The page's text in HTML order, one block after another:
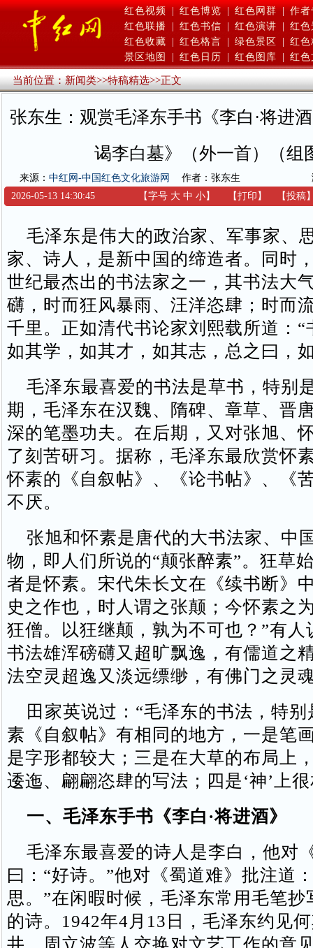
红色视频 | 红色博览 | 红色网群 | 作者
红色联播
红色书信 红色演讲
红色
红色收藏
红色格言 绿色景区
红色
景区地图
红色日历 红色图库 红色
当前位置：新闻类>>特稿精选>>正文
张东生：观赏毛泽东手书《李白·将进
谒李白墓》（外一首）（组
来源： 中红网-中国红色文化旅游网 作者：张东生
2026-05-13 14:30:45
【字号 大 中 小】 【打印 】 【投稿
毛泽东是伟大的政治家、军事家、
家、诗人，是新中国的缔造者。同时
世纪最杰出的书法家之一，其书法大
礴，时而狂风暴雨、汪洋恣肆；时而
千里。正如清代书论家刘熙载所道：“
如其学，如其才，如其志，总之曰，
毛泽东最喜爱的书法是草书，特别
期，毛泽东在汉魏、隋碑、章草、晋
深的笔墨功夫。在后期，又对张旭、
了刻苦研习。据称，毛泽东最欣赏怀
怀素的《自叙帖》、《论书帖》、《
不厌。
张旭和怀素是唐代的大书法家、中
物，即人们所说的“颠张醉素”。狂草
者是怀素。宋代朱长文在《续书断》
史之作也，时人谓之张颠；今怀素之
狂僧。以狂继颠，孰为不可也？”有人
书法雄浑磅礴又超旷飘逸，有儒道之
法空灵超逸又淡远缥缈，有佛门之灵
田家英说过：“毛泽东的书法，特别
素《自叙帖》有相同的地方，一是笔
是字形都较大；三是在大草的布局上
逶迤、翩翩恣肆的写法；四是‘神’上
一、毛泽东手书《李白·将进酒》
毛泽东最喜爱的诗人是李白，他对
曰：“好诗。”他对《蜀道难》批注道
思。”在闲暇时候，毛泽东常用毛笔抄
的诗。1942年4月13日，毛泽东约见